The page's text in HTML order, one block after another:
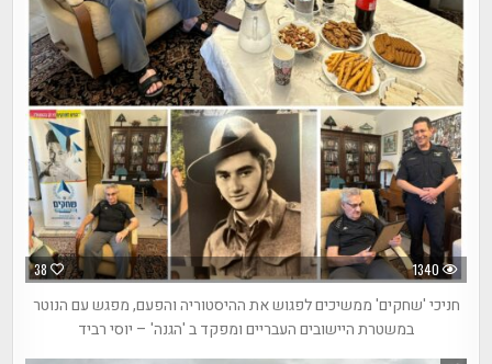
38 1340
חניכי 'שחקים' ממשיכים לפגוש את ההיסטוריה והפעם, מפגש עם הנוטר
במשטרת היישובים העבריים ומפקד ב 'הגנה' – יוסי רביד